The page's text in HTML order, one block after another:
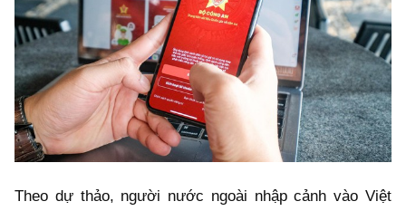
Photo
Theo dự thảo, người nước ngoài nhập cảnh vào Việt